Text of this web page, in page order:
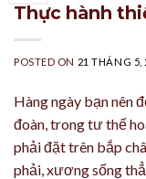
Thực hành
POSTED ON 21 THÁNG 5,
Hàng ngày bạn nên
đoàn, trong tư thế
phải đặt trên bắp
phải, xương sống